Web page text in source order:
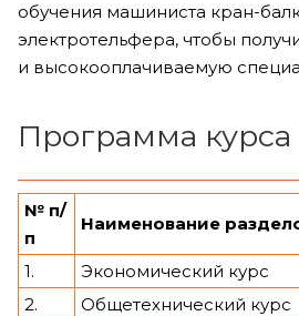
обучения машиниста кран-
электротельфера, чтобы
и высокооплачиваемую
Программа курса
№ п/
п
Наименование
1.
Экономический курс
2.
Общетехнический курс